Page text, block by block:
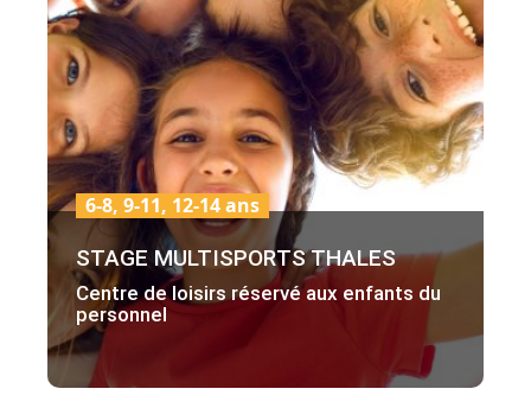
STAGE MULTISPORTS THALES
Centre de loisirs réservé aux enfants du
personnel
6-8, 9-11, 12-14 ans